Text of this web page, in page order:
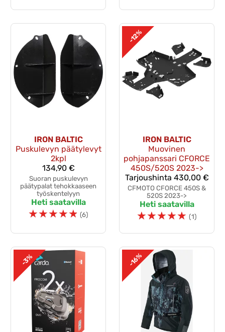
IRON BALTIC
Puskulevyn päätylevyt
2kpl
134,90 €
Suoran puskulevyn
päätypalat tehokkaaseen
työskentelyyn
Heti saatavilla
☆☆☆☆☆ (6)
-12%
IRON BALTIC
Muovinen
pohjapanssari CFORCE
450S/520S 2023->
Tarjoushinta 430,00 €
CFMOTO CFORCE 450S &
520S 2023->
Heti saatavilla
☆☆☆☆☆ (1)
-3% -16%